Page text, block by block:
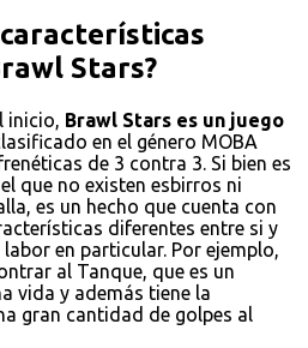
Stars?
inicio, Brawl Stars es un juego
en el género MOBA
de 3 contra 3. Si bien es
que no existen esbirros ni
es un hecho que cuenta con
diferentes entre si y
en particular. Por ejemplo,
al Tanque, que es un
vida y además tiene la
gran cantidad de golpes al